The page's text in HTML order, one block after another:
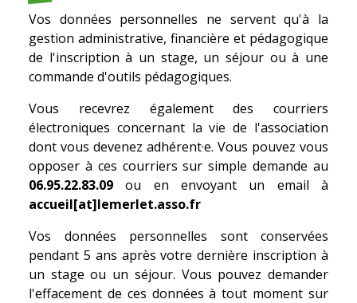
Vos données personnelles ne servent qu'à la
gestion administrative, financière et pédagogique
de l'inscription à un stage, un séjour ou à une
commande d'outils pédagogiques.
Vous recevrez également des courriers
électroniques concernant la vie de l'association
dont vous devenez adhérent·e. Vous pouvez vous
opposer à ces courriers sur simple demande au
06.95.22.83.09 ou en envoyant un email à
accueil[at]lemerlet.asso.fr
Vos données personnelles sont conservées
pendant 5 ans après votre dernière inscription à
un stage ou un séjour. Vous pouvez demander
l'effacement de ces données à tout moment sur